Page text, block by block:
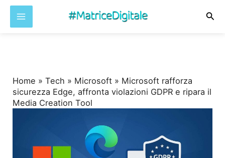
Home »Tech » Microsoft » Microsoft rafforza
sicurezza Edge, affronta violazioni GDPR e ripara il
Media Creation Tool